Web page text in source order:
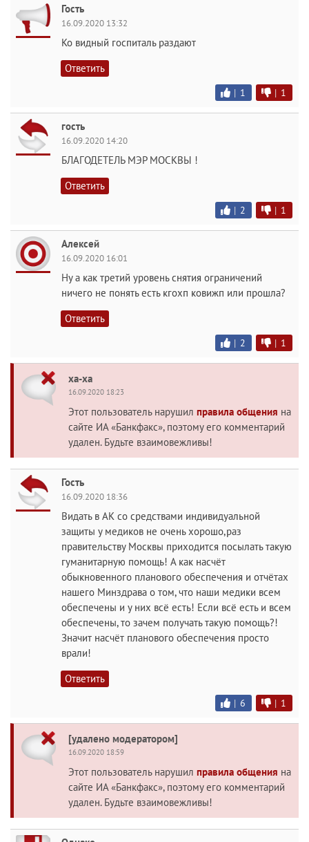
Гость
16.09.2020 13:32
Ко видный госпиталь раздают
Ответить
| 1 | 1
гость
16.09.2020 14:20
БЛАГОДЕТЕЛЬ МЭР МОСКВЫ !
Ответить
| 2 | 1
Алексей
16.09.2020 16:01
Ну а как третий уровень снятия ограничений
ничего не понять есть кгохп ковижп или прошла?
Ответить
| 2 | 1
ха-ха
16.09.2020 18:23
Этот пользователь нарушил правила общения на
сайте ИА «Банкфакс», поэтому его комментарий
удален. Будьте взаимовежливы!
Гость
16.09.2020 18:36
Видать в АК со средствами индивидуальной
защиты у медиков не очень хорошо,раз
правительству Москвы приходится посылать такую
гуманитарную помощь! А как насчёт
обыкновенного планового обеспечения и отчётах
нашего Минздрава о том, что наши медики всем
обеспечены и у них всё есть! Если всё есть и всем
обеспечены, то зачем получать такую помощь?!
Значит насчёт планового обеспечения просто
врали!
Ответить
| 6 | 1
[удалено модератором]
16.09.2020 18:59
Этот пользователь нарушил правила общения на
сайте ИА «Банкфакс», поэтому его комментарий
удален. Будьте взаимовежливы!